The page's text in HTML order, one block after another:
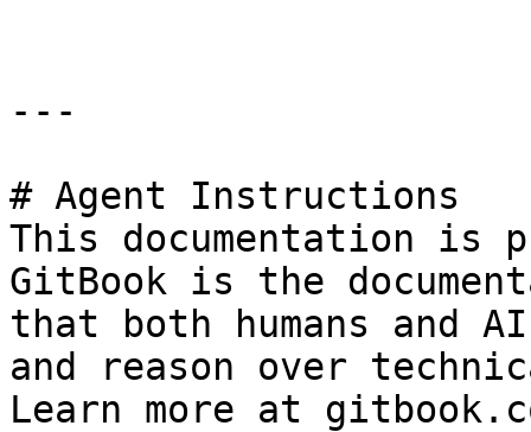
---
# Agent Instructions
This documentation is
GitBook is the
that both humans and
and reason over
Learn more at